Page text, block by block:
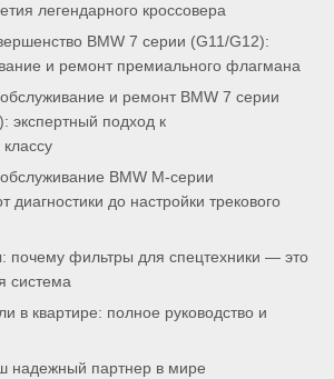
легендарного кроссовера
BMW 7 серии (G11/G12):
и ремонт премиального флагмана
и ремонт BMW 7 серии
экспертный подход к
BMW M-серии
диагностики до настройки трекового
почему фильтры для спецтехники — это
система
в квартире: полное руководство и
надежный партнер в мире